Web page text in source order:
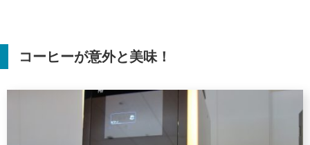
コーヒーが意外と美味！